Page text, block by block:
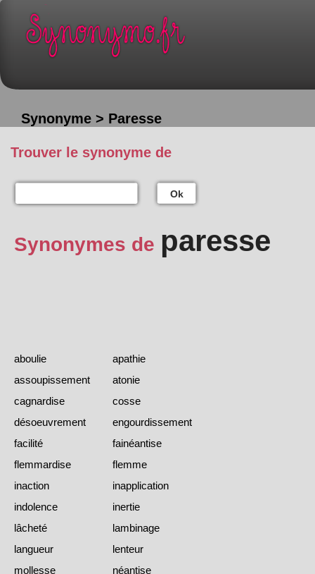
Synonyme > Paresse
Trouver le synonyme de
Ok
Synonymes de paresse
aboulie
apathie
assoupissement
atonie
cagnardise
cosse
désoeuvrement
engourdissement
facilité
fainéantise
flemmardise
flemme
inaction
inapplication
indolence
inertie
lâcheté
lambinage
langueur
lenteur
mollesse
néantise